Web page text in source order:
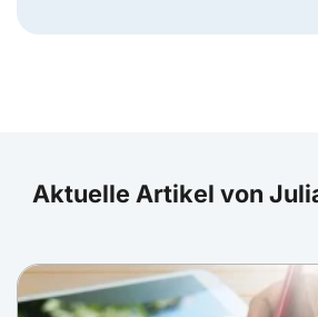
Aktuelle Artikel von